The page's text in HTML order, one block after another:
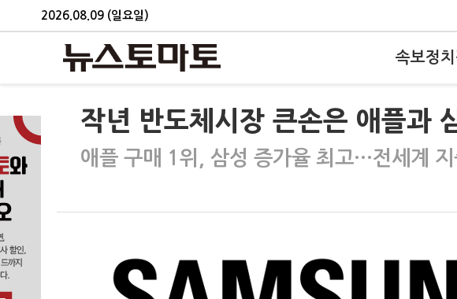
2026.08.09 (일요일)
속보정치
작년 반도체시장 큰손은 애플과
애플 구매 1위, 삼성 증가율 최고…전세계